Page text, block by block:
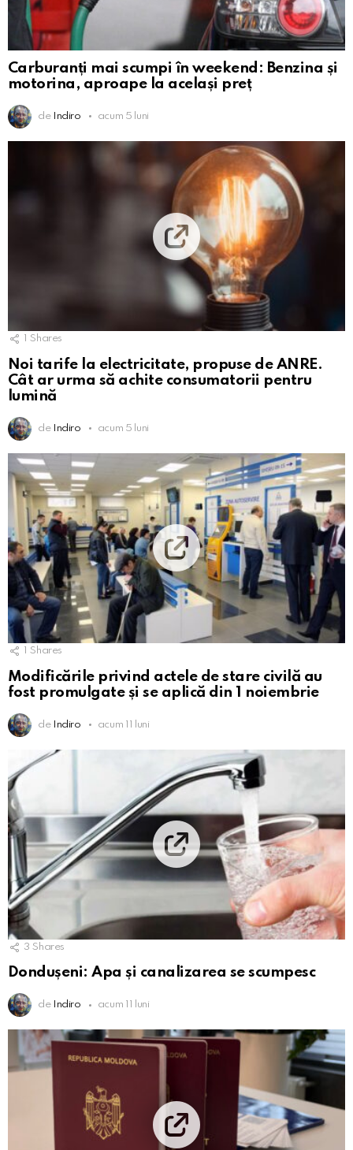
Carburanți mai scumpi în weekend: Benzina și
motorina, aproape la același preț
de Indiro acum 5 luni
Shares
Noi tarife la electricitate, propuse de ANRE.
Cât ar urma să achite consumatorii pentru
lumină
de Indiro acum 5 luni
1 Shares
Modificările privind actele de stare civilă au
fost promulgate și se aplică din 1 noiembrie
de Indiro acum 11 luni
3 Shares
Dondușeni: Apa și canalizarea se scumpesc
de Indiro acum 11 luni